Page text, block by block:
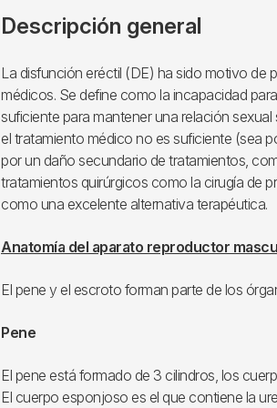
Descripción general
La disfunción eréctil (DE) ha sido motivo de
médicos. Se define como la incapacidad
suficiente para mantener una relación
el tratamiento médico no es suficiente (sea
por un daño secundario de tratamientos,
tratamientos quirúrgicos como la cirugía de
como una excelente alternativa terapéutica.
Anatomía del aparato reproductor
El pene y el escroto forman parte de los
Pene
El pene está formado de 3 cilindros, los
El cuerpo esponjoso es el que contiene la